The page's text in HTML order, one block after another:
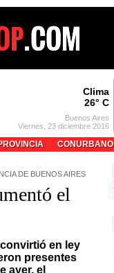
Clima
26° C
Buenos Aires
Viernes, 23 diciembre 2016
CONURBANO
DE BUENOS AIRES
el
en ley
presentes
ayer, el